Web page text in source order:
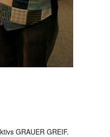
GRAUER GREIF.